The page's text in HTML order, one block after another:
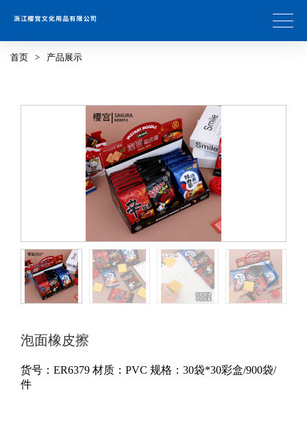
首页 > 产品展示
泡面橡皮擦
货号：ER6379 材质：PVC 规格：30袋*30彩盒/900袋/
件